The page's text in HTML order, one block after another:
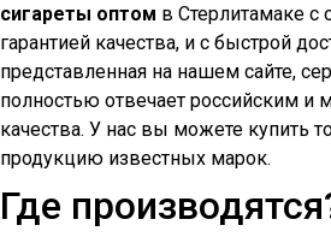
сигареты оптом в Стерлитамаке с
гарантией качества, и с быстрой
представленная на нашем сайте,
полностью отвечает российским и
качества. У нас вы можете купить
продукцию известных марок.
Где